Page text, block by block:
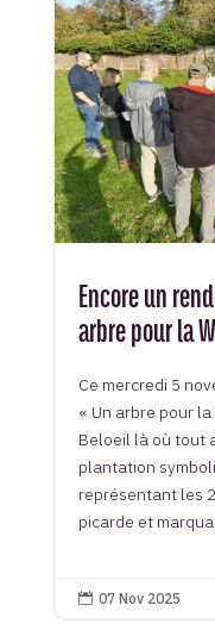
Encore un
arbre pour la
Ce mercredi 5
« Un arbre pour
Beloeil là où tout
plantation
représentant les
picarde et
 07 Nov 2025